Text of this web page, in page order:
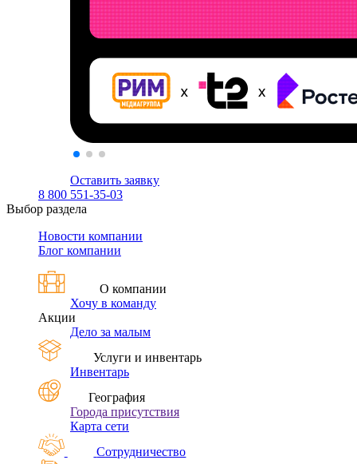
Оставить заявку
8 800 551-35-03
Выбор раздела
Новости компании
Блог компании
О компании
Хочу в команду
Акции
Дело за малым
Услуги и инвентарь
Инвентарь
География
Города присутствия
Карта сети
Сотрудничество